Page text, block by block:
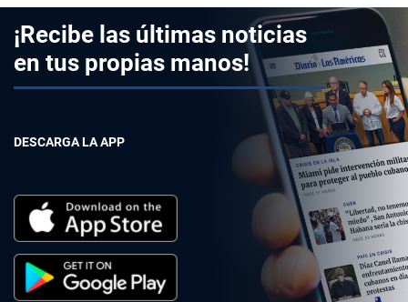
¡Recibe las últimas noticias
en tus propias manos!
DESCARGA LA APP